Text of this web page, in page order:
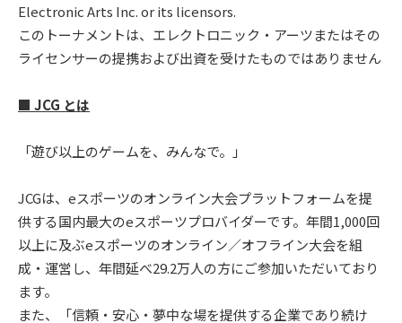
Electronic Arts Inc. or its licensors.
このトーナメントは、エレクトロニック・アーツまたはその
ライセンサーの提携および出資を受けたものではありません
■ JCG とは
「遊び以上のゲームを、みんなで。」
JCGは、eスポーツのオンライン大会プラットフォームを提
供する国内最大のeスポーツプロバイダーです。年間1,000回
以上に及ぶeスポーツのオンライン／オフライン大会を組
成・運営し、年間延べ29.2万人の方にご参加いただいており
ます。
また、「信頼・安心・夢中な場を提供する企業であり続け